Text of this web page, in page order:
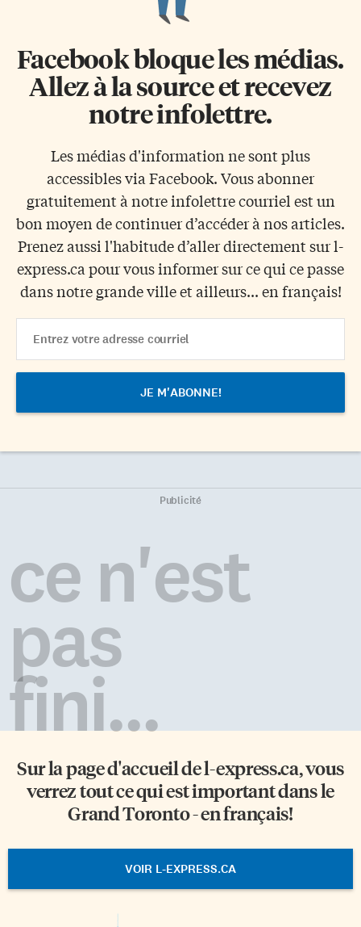
Facebook bloque les médias.
Allez à la source et recevez
notre infolettre.
Les médias d'information ne sont plus
accessibles via Facebook. Vous abonner
gratuitement à notre infolettre courriel est un
bon moyen de continuer d’accéder à nos articles.
Prenez aussi l'habitude d’aller directement sur l-
express.ca pour vous informer sur ce qui ce passe
dans notre grande ville et ailleurs... en français!
Address
Publicité
ce n'est
pas
fini...
Sur la page d'accueil del-express.ca, vous
verrez tout ce qui est important dans le
Grand Toronto - en français!
VOIR L-EXPRESS.CA